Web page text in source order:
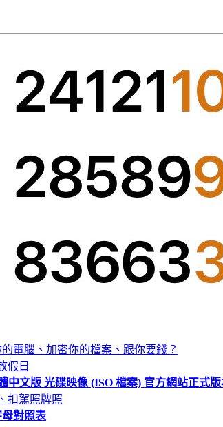
電腦、加密你的檔案、跟你要錢？
假日
中文版 光碟映像 (ISO 檔案) 官方網站正式
扣駕照牌照
母對照表